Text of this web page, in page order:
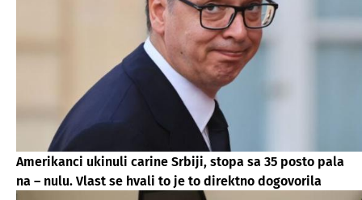
Amerikanci ukinuli carine Srbiji, stopa sa 35 posto pala
na – nulu. Vlast se hvali to je to direktno dogovorila